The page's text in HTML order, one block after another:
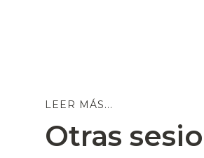
LEER MÁS...
Otras